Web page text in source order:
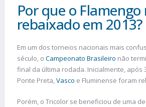
Por que o
rebaixado em 2013?
Em um dos torneios nacionais mais
século, o Campeonato Brasileiro não
final da última rodada. Inicialmente, após
Ponte Preta,Vasco e Fluminense foram
Porém, o Tricolor se beneficiou de uma